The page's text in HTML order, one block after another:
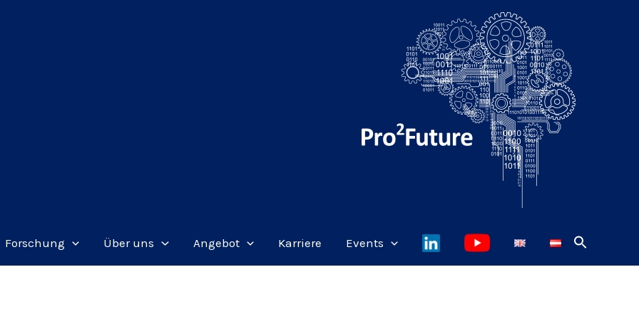
Forschung Über uns Angebot Karriere Events